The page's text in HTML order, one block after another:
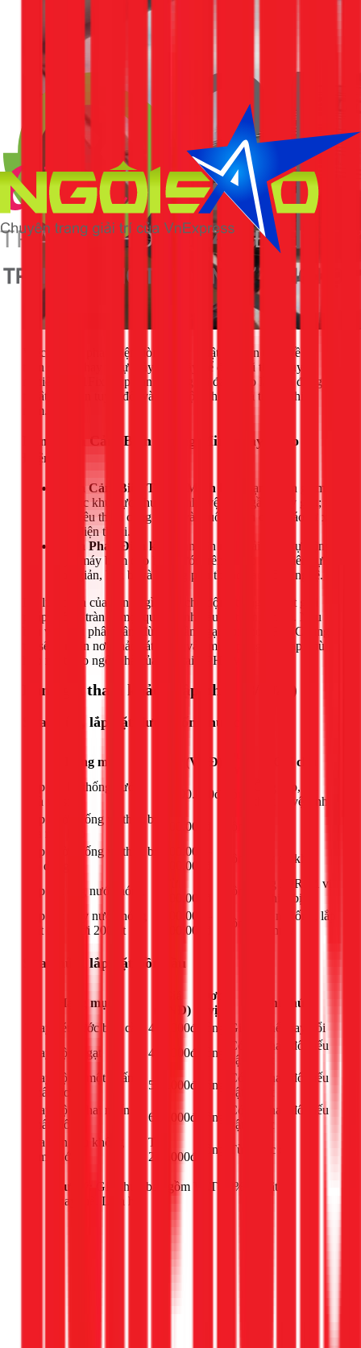
Việc lắp đặt phao điện đòi hỏi kỹ thuật và kiến thức về an
toàn điện. Thay vì tự mày mò, hãy để đội ngũ thợ chuyên
nghiệp của 1Fix giúp bạn. Chúng tôi đảm bảo lắp đặt đúng kỹ
thuật, an toàn tuyệt đối và hoạt động hiệu quả trong nhiều
năm.
Nên Chọn Cảm Biến Thông Minh Hay Phao
Điện?
Chọn Cảm Biến Thông Minh khi:
Bạn muốn giám
sát các khu vực như bếp, nhà vệ sinh, gầm máy giặt;
bạn yêu thích công nghệ và muốn nhận cảnh báo từ xa
trên điện thoại.
Chọn Phao Điện khi:
Bạn cần một giải pháp tự động
ngắt máy bơm cho bồn nước trên cao; bạn ưu tiên sự
đơn giản, bền bỉ và không phụ thuộc vào công nghệ.
Dù lựa chọn của bạn là gì, việc chủ động trang bị một giải
pháp chống tràn là một quyết định đầu tư thông minh. Nếu
bạn vẫn còn phân vân, đừng ngần ngại gọi cho 1Fix. Chúng
tôi sẽ đến tận nơi khảo sát và tư vấn miễn phí giải pháp phù
hợp nhất cho ngôi nhà của bạn tại TPHCM.
Bảng giá tham khảo (Cập nhật 03/2026)
Sửa chữa, lắp đặt đường ống nước
Hạng mục Giá (VNĐ)
Ghi chú
Lắp đặt hệ thống nước
nhà vệ sinh
1.400.000đ
Ống cấp, xả,
thiết bị vệ sinh
Lắp đường ống và thiết bị
200.000đ
Lắp đường ống và thiết bị
gia dụng
200.000 -
600.000đ
Tùy độ khó
Lắp đặt ống nước nóng
200.000đ
công
Ống PPR tới vị
trí thiết bị
Lắp đặt máy nước nóng
mặt trời dưới 200 lít
300.000 -
500.000đ
công
Kết nối ống, lắp
đặt máy
Sửa chữa, lắp đặt bồn cầu
Hạng mục
(VNĐ)
Đơn
vị
Ghi chú
Thay két nước bồn cầu
400.000đ công
Giá có thể thay đổi
Thay bộ xả gạt
450.000đ công
Có thể thay đổi nếu
vật tư tốt
Thay bộ xả một nhấn
(nhấn đơn)
550.000đ công
Có thể thay đổi nếu
vật tư tốt
Thay bộ xả hai nhấn
(nhấn đôi)
650.000đ công
Có thể thay đổi nếu
vật tư tốt
Sửa bồn cầu không
bơm nước
Từ
250.000đ
công Tùy mức độ
Lưu ý:
Giá chưa bao gồm VAT 10% và vật tư
thay thế. Liên hệ